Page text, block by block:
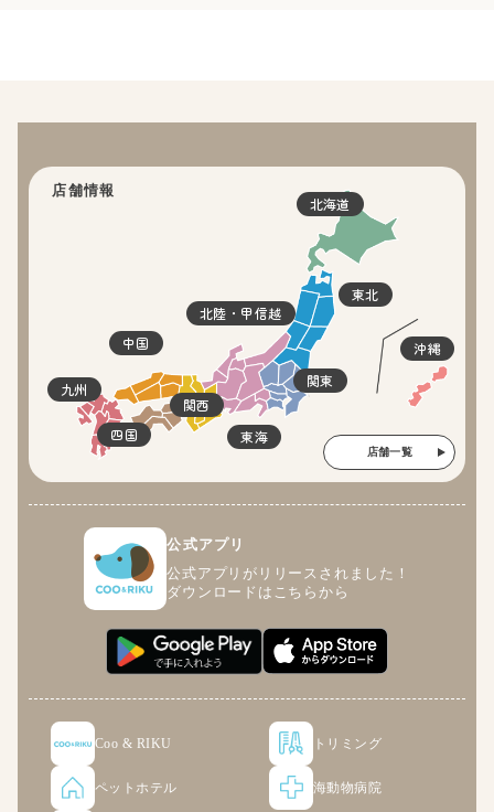
店舗情報
北海道
東北
関東
北陸・甲信越
東海
関西
四国
中国
九州
沖縄
店舗一覧
公式アプリ
公式アプリがリリースされました！
ダウンロードはこちらから
Coo & RIKU トリミング
ペットホテル 海動物病院